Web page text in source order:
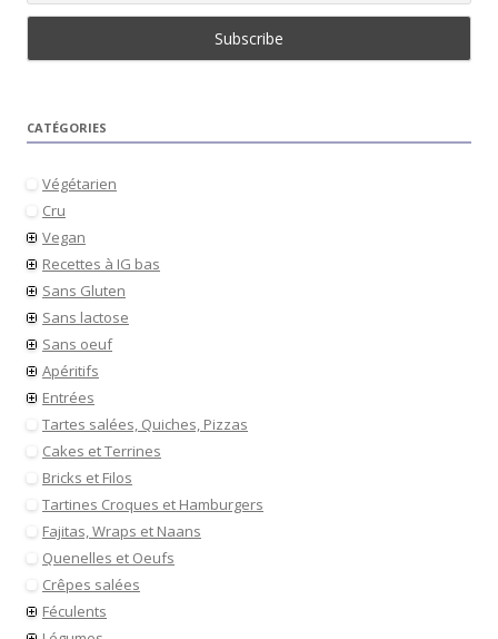
CATÉGORIES
Végétarien
Cru
Vegan
Recettes à IG bas
Sans Gluten
Sans lactose
Sans oeuf
Apéritifs
Entrées
Tartes salées, Quiches, Pizzas
Cakes et Terrines
Bricks et Filos
Tartines Croques et Hamburgers
Fajitas, Wraps et Naans
Quenelles et Oeufs
Crêpes salées
Féculents